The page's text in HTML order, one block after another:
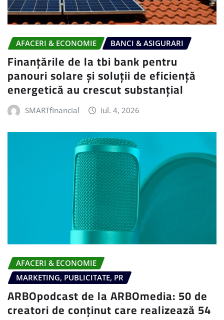
AFACERI & ECONOMIE BANCI & ASIGURARI
Finanțările de la tbi bank pentru
panouri solare și soluții de eficiență
energetică au crescut substanțial
SMARTfinancial iul. 4, 2026
AFACERI & ECONOMIE
MARKETING, PUBLICITATE, PR
ARBOpodcast de la ARBOmedia: 50 de
creatori de conținut care realizează 54